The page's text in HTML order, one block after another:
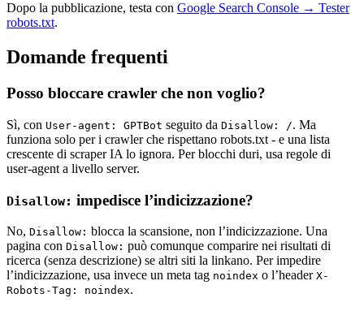
Dopo la pubblicazione, testa con Google Search Console → Tester
robots.txt.
Domande frequenti
Posso bloccare crawler che non voglio?
Sì, con User-agent: GPTBot seguito da Disallow: /. Ma
funziona solo per i crawler che rispettano robots.txt - e una lista
crescente di scraper IA lo ignora. Per blocchi duri, usa regole di
user-agent a livello server.
Disallow: impedisce l’indicizzazione?
No, Disallow: blocca la scansione, non l’indicizzazione. Una
pagina con Disallow: può comunque comparire nei risultati di
ricerca (senza descrizione) se altri siti la linkano. Per impedire
l’indicizzazione, usa invece un meta tag noindex o l’header X-
Robots-Tag: noindex.